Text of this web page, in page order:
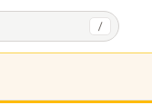
/